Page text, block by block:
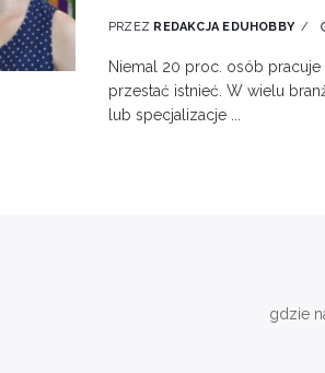
PRZEZ REDAKCJA EDUHOBBY
Niemal 20 proc. osób
przestać istnieć. W wielu
lub specjalizacje ...
gdzie